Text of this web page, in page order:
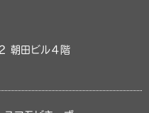
朝田ビル４階